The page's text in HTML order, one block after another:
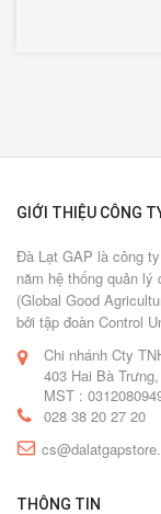
GIỚI THIỆU CÔNG
Đà Lạt GAP là công
năm hệ thống quản lý
(Global Good
bởi tập đoàn Control
Chi nhánh Cty
403 Hai Bà
MST :
028 38 20 27 20
THÔNG TIN